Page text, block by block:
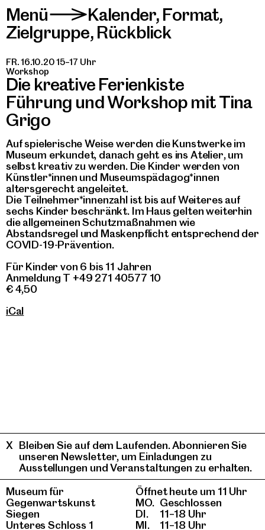
Menü>Kalender, Format,
Zielgruppe, Rückblick
FR. 16.10.20 15–17 Uhr
Workshop
Die kreative Ferienkiste
Führung und Workshop mit Tina
Grigo
Auf spielerische Weise werden die Kunstwerke im
Museum erkundet, danach geht es ins Atelier, um
selbst kreativ zu werden. Die Kinder werden von
Künstler*innen und Museumspädagog*innen
altersgerecht angeleitet.
Die Teilnehmer*innenzahl ist bis auf Weiteres auf
sechs Kinder beschränkt. Im Haus gelten weiterhin
die allgemeinen Schutzmaßnahmen wie
Abstandsregel und Maskenpflicht entsprechend der
COVID-19-Prävention.
Für Kinder von 6 bis 11 Jahren
Anmeldung T +49 271 40577 10
€ 4,50
iCal
Museum für
Gegenwartskunst
Siegen
Unteres Schloss 1
Öffnet heute um 11 Uhr
MO. Geschlossen
DI.
11–18 Uhr
MI.
11–18 Uhr
Bleiben Sie auf dem Laufenden. Abonnieren Sie
unseren Newsletter, um Einladungen zu
Ausstellungen und Veranstaltungen zu erhalten.